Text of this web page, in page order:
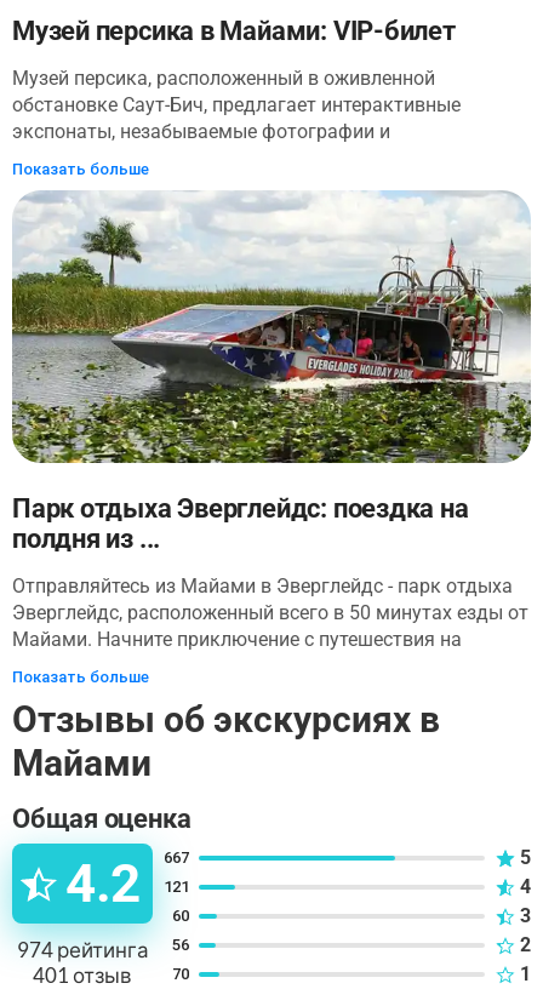
Музей персика в Майами: VIP-билет
Музей персика, расположенный в оживленной
обстановке Саут-Бич, предлагает интерактивные
экспонаты, незабываемые фотографии и
захватывающие комнаты, которые зажигают ваше
воображение. С VIP-билетом Музей персиков станет
вашей игровой площадкой на целый день. Приходите,
когда захотите, и наслаждайтесь роскошью привилегий
при входе и выходе. Кроме того, VIP-пропуск также
поставляется с восхитительным сувенирным подарком!
Показать больше
Парк отдыха Эверглейдс: поездка на
полдня из ...
Отправляйтесь из Майами в Эверглейдс - парк отдыха
Эверглейдс, расположенный всего в 50 минутах езды от
Майами. Начните приключение с путешествия на
воздушной лодке по травяной реке с живым гидом во
Флориды, когда вы будете перемещаться по прериям с
болотистым опилком и наблюдать за дикими
животными, такими как черепахи, птицы и аллигаторы.
дикой природы, где опытные дрессировщики
представят зрителям аллигаторов, используя
традиционные приемы индейцев-семинолов.
Показать больше
Отзывы об экскурсиях в
Майами
Общая оценка
4.2
974рейтинга
401 отзыв
667 5
121 4
60 3
56 2
70 1